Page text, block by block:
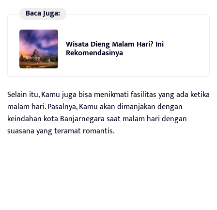
Baca Juga:
Wisata Dieng Malam Hari? Ini
Rekomendasinya
Selain itu, Kamu juga bisa menikmati fasilitas yang ada ketika
malam hari. Pasalnya, Kamu akan dimanjakan dengan
keindahan kota Banjarnegara saat malam hari dengan
suasana yang teramat romantis.